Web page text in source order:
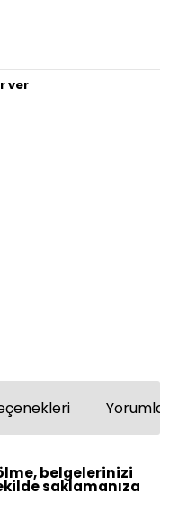
ver
belgelerinizi
saklamanıza